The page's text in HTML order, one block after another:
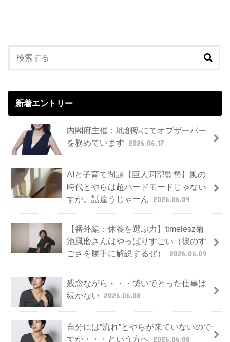
新着エントリー
内閣府主催：地創塾にてオブザーバー
を務めています 2026.06.17
AIと子育て問題【巨人阿部監督】風の
時代とやらは超ハードモードじゃない
すか。話違うじゃーん 2026.06.09
【番外編：休養を選ぶ力】timelesz菊
池風磨さんはやっぱりすごい（彼のす
ごさを勝手に解説するぜ）
2026.06.09
残念ながら・・・勢いでとった仕事は
続かない 2026.06.08
自分には”流れ”とやらが来ていないので
すが・・・という方へ 2026.06.08